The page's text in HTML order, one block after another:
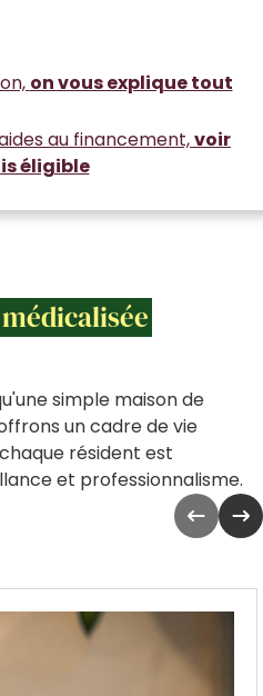
on vous explique tout
au financement,voir
éligible
simple maison de
un cadre de vie
résident est
et professionnalisme.